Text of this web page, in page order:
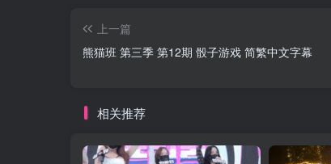
上一篇
熊猫班 第三季 第12期 骰子游戏 简繁中文字幕
相关推荐